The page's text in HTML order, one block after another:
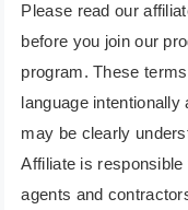
Please read our
before you join our
program. These
language
may be clearly
Affiliate is
agents and